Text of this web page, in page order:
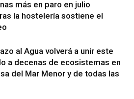
más en paro en julio
la hostelería sostiene el
al Agua volverá a unir este
a decenas de ecosistemas en
del Mar Menor y de todas las